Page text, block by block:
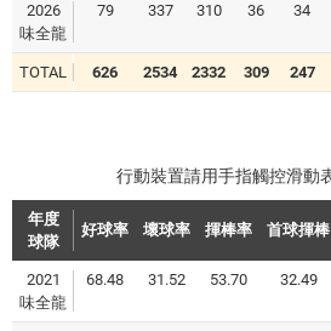
2026
味全龍
79 337 310 36 34
TOTAL 626 2534 2332 309 247
年度
球隊
好球率 壞球率 揮棒率 首球揮棒
2021
味全龍
68.48 31.52 53.70 32.49